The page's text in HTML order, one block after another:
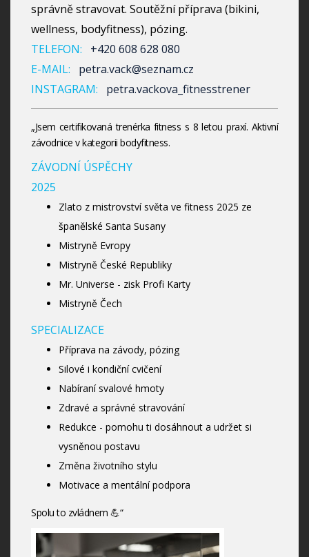
správně stravovat. Soutěžní příprava (bikini,
wellness, bodyfitness), pózing.
TELEFON:
+420 608 628 080
E-MAIL:
petra.vack@seznam.cz
INSTAGRAM:
petra.vackova_fitnesstrener
„Jsem certifikovaná trenérka fitness s 8 letou praxí. Aktivní
závodnice v kategorii bodyfitness.
ZÁVODNÍ ÚSPĚCHY
2025
Zlato z mistrovství světa ve fitness 2025 ze
španělské Santa Susany
Mistryně Evropy
Mistryně České Republiky
Mr. Universe - zisk Profi Karty
Mistryně Čech
SPECIALIZACE
Příprava na závody, pózing
Silové i kondiční cvičení
Nabíraní svalové hmoty
Zdravé a správné stravování
Redukce - pomohu ti dosáhnout a udržet si
vysněnou postavu
Změna životního stylu
Motivace a mentální podpora
Spolu to zvládnem 💪“